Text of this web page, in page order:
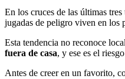
En los cruces de las últimas
jugadas de peligro viven en los
Esta tendencia no reconoce
fuera de casa, y ese es el
Antes de creer en un favorito,